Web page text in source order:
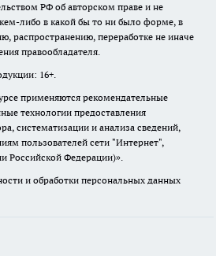
РФ об авторском праве и не
либо в какой бы то ни было форме, в
распространению, переработке не иначе
правообладателя.
16+.
применяются рекомендательные
технологии предоставления
систематизации и анализа сведений,
пользователей сети "Интернет",
Российской Федерации)».
и обработки персональных данных